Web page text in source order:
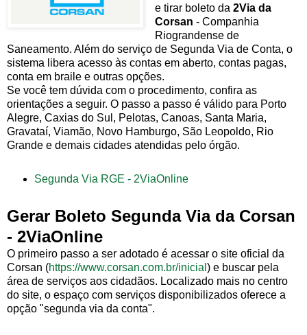
e tirar boleto da 2Via da
Corsan - Companhia
Riograndense de
Saneamento. Além do serviço de Segunda Via de Conta, o
sistema libera acesso às contas em aberto, contas pagas,
conta em braile e outras opções.
Se você tem dúvida com o procedimento, confira as
orientações a seguir. O passo a passo é válido para Porto
Alegre, Caxias do Sul, Pelotas, Canoas, Santa Maria,
Gravataí, Viamão, Novo Hamburgo, São Leopoldo, Rio
Grande e demais cidades atendidas pelo órgão.
Segunda Via RGE - 2ViaOnline
Gerar Boleto Segunda Via da Corsan
- 2ViaOnline
O primeiro passo a ser adotado é acessar o site oficial da
Corsan (https://www.corsan.com.br/inicial ) e buscar pela
área de serviços aos cidadãos. Localizado mais no centro
do site, o espaço com serviços disponibilizados oferece a
opção "segunda via da conta".